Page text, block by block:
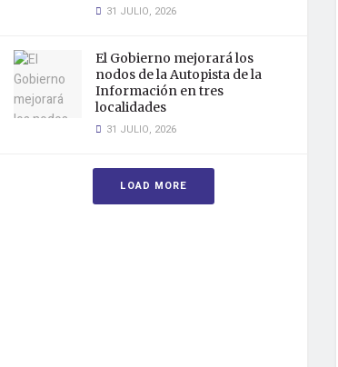
31 JULIO, 2026
El Gobierno mejorará los
nodos de la Autopista de la
Información en tres
localidades
31 JULIO, 2026
LOAD MORE